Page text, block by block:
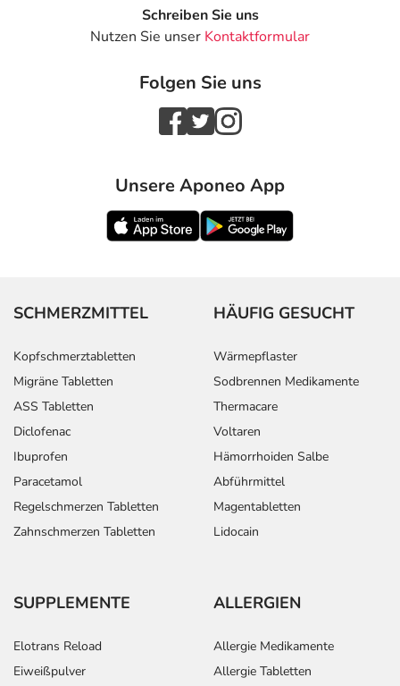
Schreiben Sie uns
Nutzen Sie unser Kontaktformular
Folgen Sie uns
Unsere Aponeo App
SCHMERZMITTEL
Kopfschmerztabletten
Migräne Tabletten
ASS Tabletten
Diclofenac
Ibuprofen
Paracetamol
Regelschmerzen Tabletten
Zahnschmerzen Tabletten
HÄUFIG GESUCHT
Wärmepflaster
Sodbrennen Medikamente
Thermacare
Voltaren
Hämorrhoiden Salbe
Abführmittel
Magentabletten
Lidocain
SUPPLEMENTE
Elotrans Reload
Eiweißpulver
ALLERGIEN
Allergie Medikamente
Allergie Tabletten